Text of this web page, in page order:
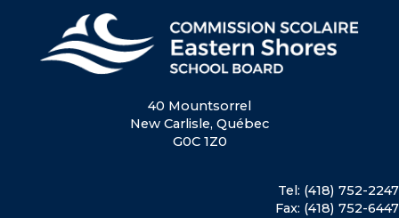
40 Mountsorrel
New Carlisle, Québec
G0C 1Z0
Tel: (418) 752-2247
Fax: (418) 752-6447